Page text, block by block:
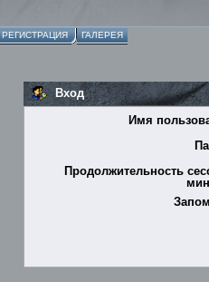
РЕГИСТРАЦИЯ ГАЛЕРЕЯ
Вход
Имя
Продолжительность